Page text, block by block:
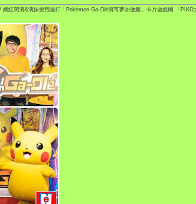
網紅阿滴&滴妹挑戰連打「Pokémon Ga-Olé寶可夢加傲樂」卡片遊戲機 「PIKO